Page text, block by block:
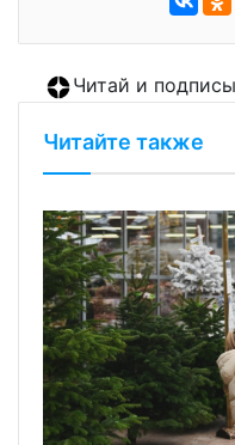
Читай и
Читайте также